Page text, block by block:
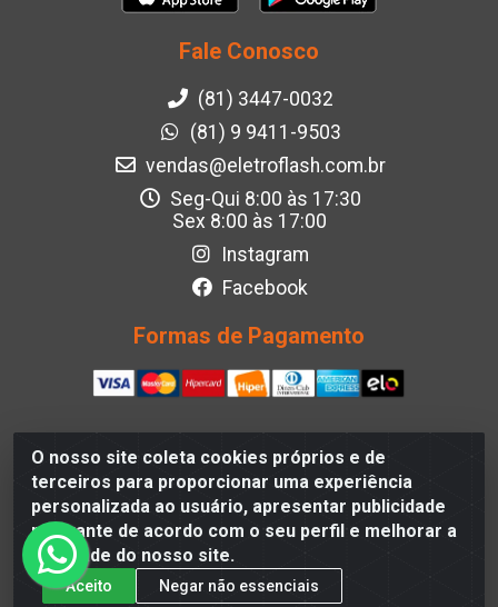
O nosso site coleta cookies próprios e de
terceiros para proporcionar uma experiência
personalizada ao usuário, apresentar publicidade
relevante de acordo com o seu perfil e melhorar a
qualidade do nosso site.
Aceito Negar não essenciais
Fale Conosco
(81) 3447-0032
(81) 9 9411-9503
vendas@eletroflash.com.br
Seg-Qui 8:00 às 17:30
Sex 8:00 às 17:00
Instagram
Facebook
Formas de Pagamento
Eletroflash - R. Maj. Justino da Silveira, 202 - Afogados,
Recife - PE, 50830-390, Brazil - CNPJ 05.012.582/0001-
40